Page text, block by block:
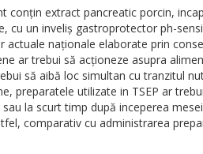
conţin extract pancreatic porcin,
cu un inveliş gastroprotector ph-
naționale elaborate prin
ar trebui să acţioneze asupra
să aibă loc simultan cu tranzitul
preparatele utilizate in TSEP ar
la scurt timp după inceperea
comparativ cu administrarea